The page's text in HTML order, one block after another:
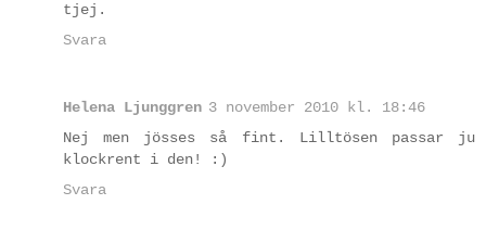
tjej.
Svara
Helena Ljunggren 3 november 2010 kl. 18:46
Nej men jösses så fint. Lilltösen passar ju
klockrent i den! :)
Svara